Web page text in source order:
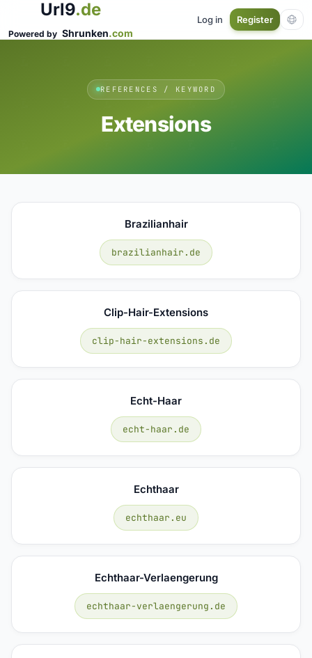
Url9.de
Powered by Shrunken.com
Log in Register
REFERENCES / KEYWORD
Extensions
Brazilianhair
brazilianhair.de
Clip-Hair-Extensions
clip-hair-extensions.de
Echt-Haar
echt-haar.de
Echthaar
echthaar.eu
Echthaar-Verlaengerung
echthaar-verlaengerung.de